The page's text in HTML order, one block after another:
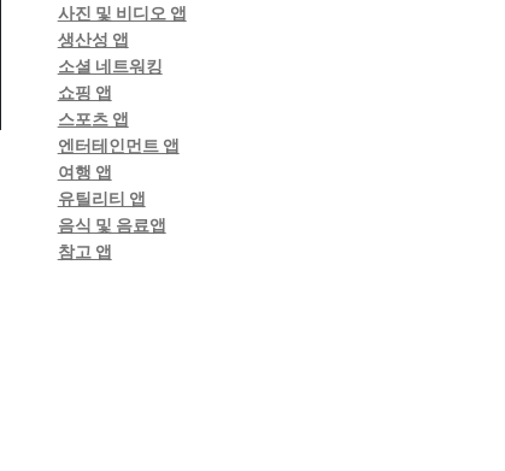
사진 및 비디오 앱
생산성 앱
소셜 네트워킹
쇼핑 앱
스포츠 앱
엔터테인먼트 앱
여행 앱
유틸리티 앱
음식 및 음료앱
참고 앱